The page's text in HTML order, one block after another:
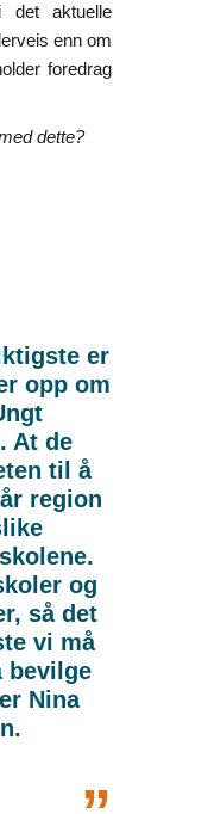
aktuelle
enn om
foredrag
dette?
er
opp om
At de
til å
region
og
så det
vi må
bevilge
Nina
„